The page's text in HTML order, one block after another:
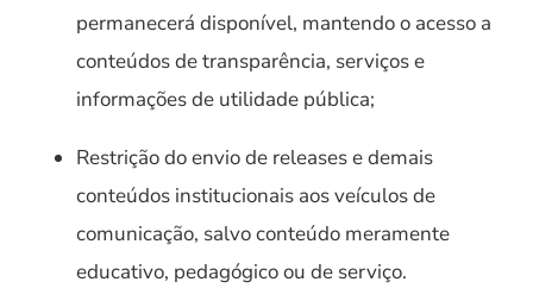
permanecerá disponível, mantendo o acesso a
conteúdos de transparência, serviços e
informações de utilidade pública;
Restrição do envio de releases e demais
conteúdos institucionais aos veículos de
comunicação, salvo conteúdo meramente
educativo, pedagógico ou de serviço.